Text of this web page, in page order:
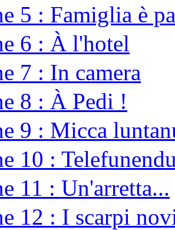
5 : Famiglia è
6 : À l'hotel
7 : In camera
8 : À Pedi !
9 : Micca
10 :
11 : Un'arretta...
12 : I scarpi